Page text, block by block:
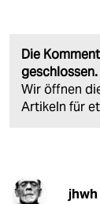
Die
geschlossen.
Wir öffnen
Artikeln für
jhwh